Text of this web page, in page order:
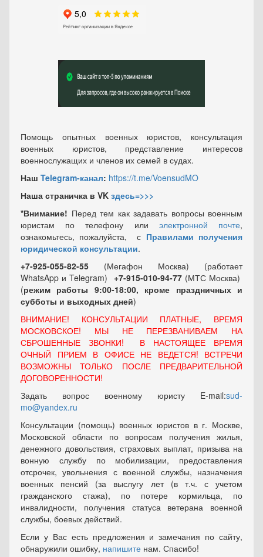
Помощь опытных военных юристов, консультация
военных юристов, представление интересов
военнослужащих и членов их семей в судах.
Наш Telegram-канал: https://t.me/VoensudMO
Наша страничка в VK здесь=>>>
*Внимание! Перед тем как задавать вопросы военным
юристам по телефону или электронной почте,
ознакомьтесь, пожалуйста, с Правилами получения
юридической консультации.
+7-925-055-82-55 (Мегафон Москва) (работает
WhatsApp и Telegram) +7-915-010-94-77 (МТС Москва)
(режим работы 9:00-18:00, кроме праздничных и
субботы и выходных дней)
ВНИМАНИЕ! КОНСУЛЬТАЦИИ ПЛАТНЫЕ, ВРЕМЯ
МОСКОВСКОЕ! МЫ НЕ ПЕРЕЗВАНИВАЕМ НА
СБРОШЕННЫЕ ЗВОНКИ! В НАСТОЯЩЕЕ ВРЕМЯ
ОЧНЫЙ ПРИЕМ В ОФИСЕ НЕ ВЕДЕТСЯ! ВСТРЕЧИ
ВОЗМОЖНЫ ТОЛЬКО ПОСЛЕ ПРЕДВАРИТЕЛЬНОЙ
ДОГОВОРЕННОСТИ!
Задать вопрос военному юристу E-mail:sud-
mo@yandex.ru
Консультации (помощь) военных юристов в г. Москве,
Московской области по вопросам получения жилья,
денежного довольствия, страховых выплат, призыва на
вонную службу по мобилизации, предоставления
отсрочек, увольнения с военной службы, назначения
военных пенсий (за выслугу лет (в т.ч. с учетом
гражданского стажа), по потере кормильца, по
инвалидности, получения статуса ветерана военной
службы, боевых действий.
Если у Вас есть предложения и замечания по сайту,
обнаружили ошибку, напишите нам. Спасибо!